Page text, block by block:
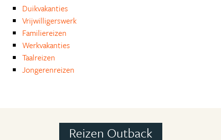
Duikvakanties
Vrijwilligerswerk
Familiereizen
Werkvakanties
Taalreizen
Jongerenreizen
Reizen Outback